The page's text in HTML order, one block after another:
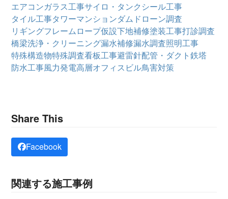
エアコンガラス工事サイロ・タンク シール工事
タイル工事タワーマンションダム ドローン調査
リギングフレームロープ仮設下地補修塗装工事打診調査
橋梁洗浄・クリーニング漏水補修漏水調査照明工事
特殊構造物特殊調査看板工事避雷針配管・ダクト鉄塔
防水工事風力発電高層オフィスビル鳥害対策
Share This
Facebook
関連する施工事例